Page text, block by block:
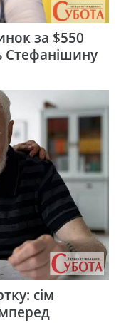
за $550
Стефанішину
сім